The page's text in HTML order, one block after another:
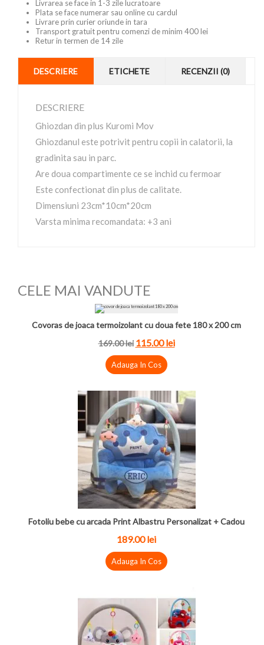
Livrarea se face in 1-3 zile lucratoare
Plata se face numerar sau online cu cardul
Livrare prin curier oriunde in tara
Transport gratuit pentru comenzi de minim 400 lei
Retur in termen de 14 zile
DESCRIERE ETICHETE RECENZII (0)
DESCRIERE
Ghiozdan din plus Kuromi Mov
Ghiozdanul este potrivit pentru copii in calatorii, la
gradinita sau in parc.
Are doua compartimente ce se inchid cu fermoar
Este confectionat din plus de calitate.
Dimensiuni 23cm*10cm*20cm
Varsta minima recomandata: +3 ani
CELE MAI VANDUTE
Covoras de joaca termoizolant cu doua fete 180 x 200 cm
169.00lei 115.00lei
Adauga In Cos
Fotoliu bebe cu arcada Print Albastru Personalizat + Cadou
189.00lei
Adauga In Cos